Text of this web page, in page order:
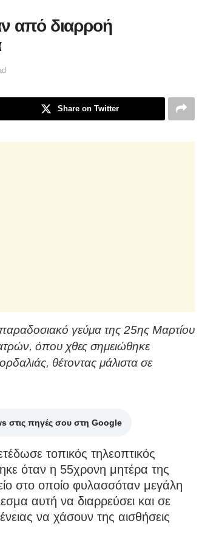
από διαρροή
Share on Twitter
γεύμα της 25ης Μαρτίου
όπου χθες σημειώθηκε
θέτοντας μάλιστα σε
στις πηγές σου στη Google
τοπικός τηλεοπτικός
όταν η 55χρονη μητέρα της
στο οποίο φυλασσόταν μεγάλη
αυτή να διαρρεύσει και σε
να χάσουν της αισθήσεις